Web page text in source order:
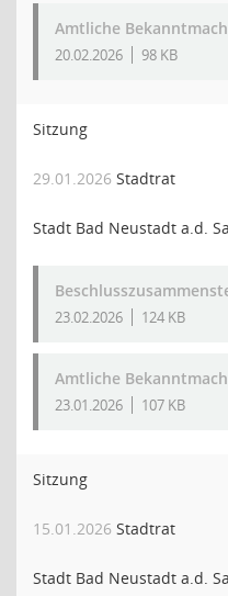
Amtliche
20.02.2026 98 KB
Sitzung
29.01.2026 Stadtrat
Stadt Bad Neustadt a.d.
23.02.2026 124 KB
Amtliche
23.01.2026 107 KB
Sitzung
15.01.2026 Stadtrat
Stadt Bad Neustadt a.d.